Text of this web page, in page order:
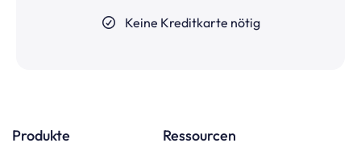
Keine Kreditkarte nötig
Produkte Ressourcen